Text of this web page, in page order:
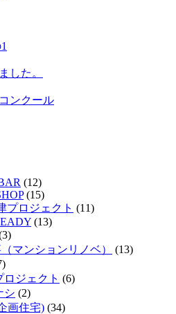
した。
ンクール
(12)
(15)
プロジェクト (11)
(13)
マンションリノベ）
(13)
ロジェクト (6)
シ (2)
画住宅) (34)